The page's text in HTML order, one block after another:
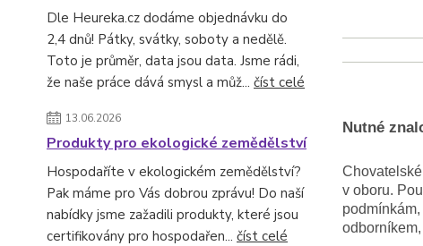
Dle Heureka.cz dodáme objednávku do
2,4 dnů! Pátky, svátky, soboty a nedělě.
Toto je průměr, data jsou data. Jsme rádi,
že naše práce dává smysl a můž... číst celé
13.06.2026
Produkty pro ekologické zemědělství
Hospodaříte v ekologickém zemědělství?
Pak máme pro Vás dobrou zprávu! Do naší
nabídky jsme zažadili produkty, které jsou
certifikovány pro hospodařen... číst celé
Nutné
v oboru.